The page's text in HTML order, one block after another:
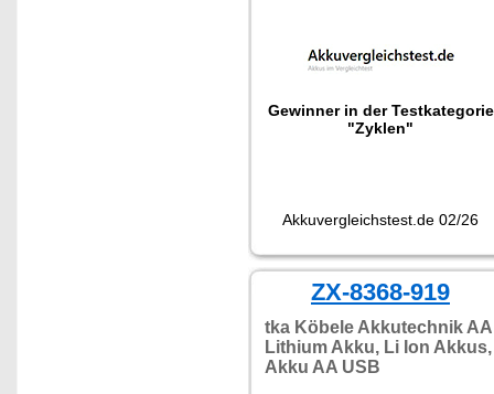
Gewinner in der Testkategorie
"Zyklen"
Akkuvergleichstest.de 02/26
ZX-8368-919
tka Köbele Akkutechnik AA
Lithium Akku, Li Ion Akkus,
Akku AA USB